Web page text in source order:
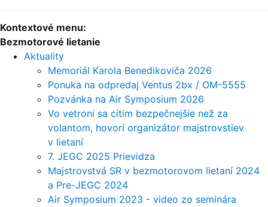
Kontextové menu:
Bezmotorové lietanie
Aktuality
Memoriál Karola Benedikoviča 2026
Ponuka na odpredaj Ventus 2bx / OM-5555
Pozvánka na Air Symposium 2026
Vo vetroni sa cítim bezpečnejšie než za
volantom, hovorí organizátor majstrovstiev
v lietaní
7. JEGC 2025 Prievidza
Majstrovstvá SR v bezmotorovom lietaní 2024
a Pre-JEGC 2024
Air Symposium 2023 - video zo seminára